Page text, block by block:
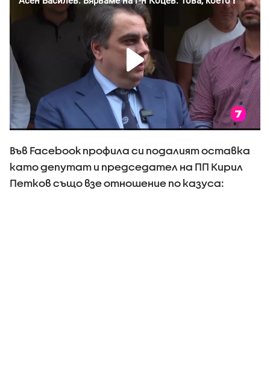
Във Facebook профила си подалият оставка
като депутат и председател на ПП Кирил
Петков също взе отношение по казуса: